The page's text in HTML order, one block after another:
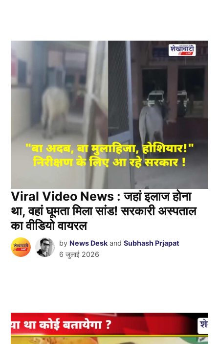
Viral Video News : जहां इलाज होना
था, वहां घूमता मिला सांड! सरकारी अस्पताल
का वीडियो वायरल
by News Desk andSubhash Prjapat
6 जुलाई 2026